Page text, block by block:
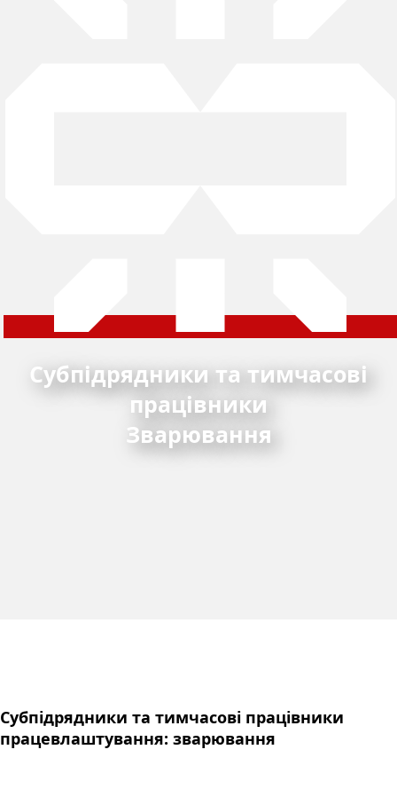
Субпідрядники та тимчасові
працівники
Зварювання
Субпідрядники та тимчасові працівники
працевлаштування: зварювання